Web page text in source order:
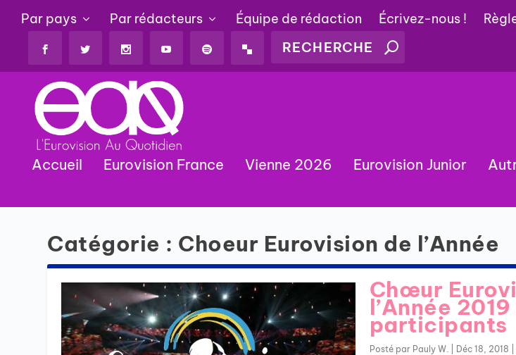
Par pays Par rédacteurs Équipe de rédaction Écrivez-nous !
Accueil Eurovision France Vienne 2026 Eurovision Junior
Catégorie : Choeur Eurovision de l’Année
Chœur
l’Année
participants
Posté par Pauly W. Déc 18, 2018